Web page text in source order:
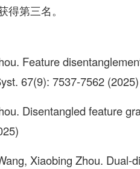
第三名。
Feature
67(9): 7537-7562
Disentangled feature
Xiaobing Zhou. Dual-